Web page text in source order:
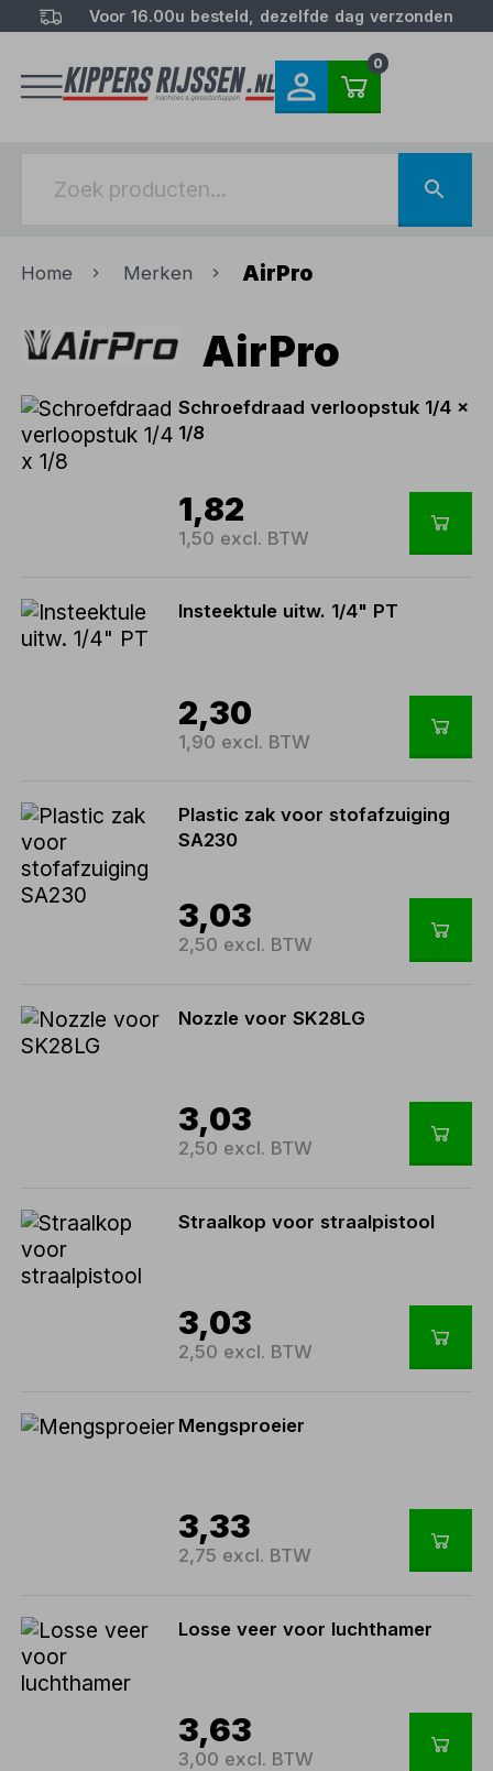
Voor 16.00u besteld, dezelfde dag verzonden
0
Home Merken AirPro
AirPro
Schroefdraad verloopstuk 1/4 x
1/8
1,82
1,50 excl. BTW
Insteektule uitw. 1/4" PT
2,30
1,90 excl. BTW
Plastic zak voor stofafzuiging
SA230
3,03
2,50 excl. BTW
Nozzle voor SK28LG
3,03
2,50 excl. BTW
Straalkop voor straalpistool
3,03
2,50 excl. BTW
Mengsproeier
3,33
2,75 excl. BTW
Losse veer voor luchthamer
3,63
3,00 excl. BTW